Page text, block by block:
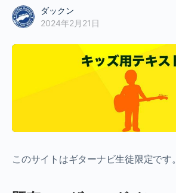
ダックン
2024年2月21日
このサイトはギターナビ生徒限定です。